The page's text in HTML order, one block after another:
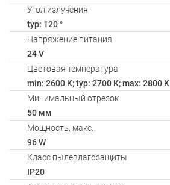
Угол излучения
typ: 120 °
Напряжение питания
24 V
Цветовая температура
min: 2600 K; typ: 2700 K; max: 2800 K
Минимальный отрезок
50 мм
Мощность, макс.
96 W
Класс пылевлагозащиты
IP20